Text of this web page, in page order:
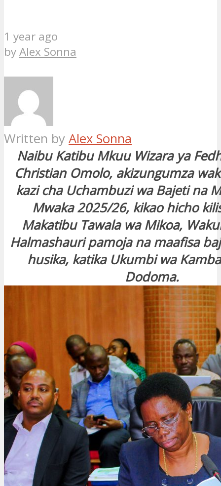
1 year ago
byAlex Sonna
Written by Alex Sonna
Naibu Katibu Mkuu Wizara ya
Christian Omolo, akizungumza
kazi cha Uchambuzi wa Bajeti na
Mwaka 2025/26, kikao hicho
Makatibu Tawala wa Mikoa,
Halmashauri pamoja na maafisa
husika, katika Ukumbi wa
Dodoma.